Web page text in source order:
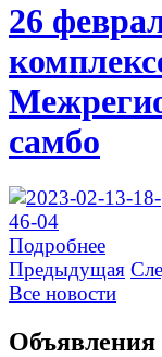
26
самбо
Подробнее
Предыдущая
Все новости
Объявления